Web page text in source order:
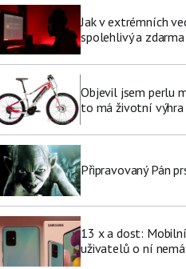
Jak v extrémních
spolehlivý a zdarma
Objevil jsem perlu
to má životní výhra
Připravovaný Pán
13 x a dost:
uživatelů o ní